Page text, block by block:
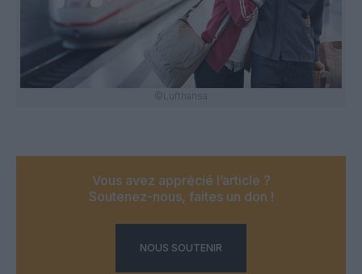
©Lufthansa
Vous avez apprécié l’article ?
Soutenez-nous, faites un don !
NOUS SOUTENIR